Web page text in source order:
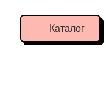
Каталог